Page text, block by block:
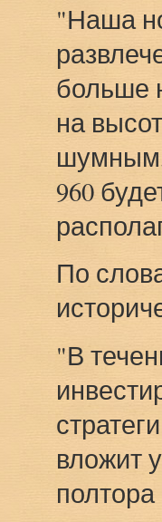
"Наша
больше
на
шумным,
960
По
"В
вложит